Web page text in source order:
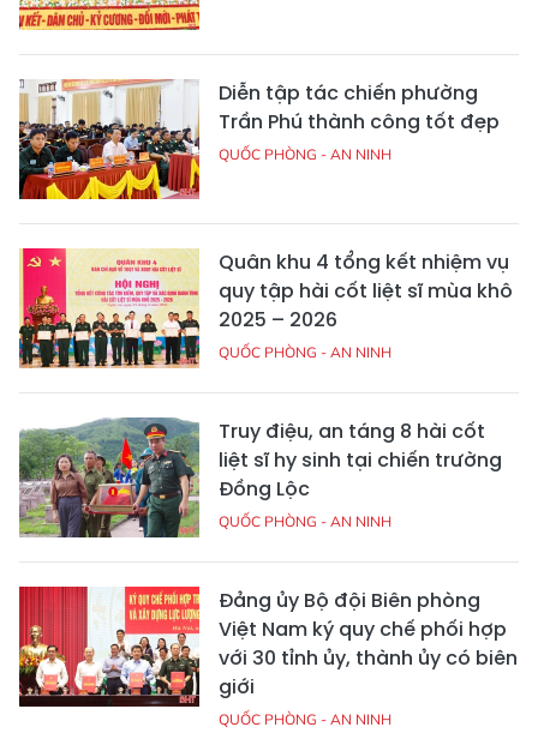
Diễn tập tác chiến phường
Trần Phú thành công tốt đẹp
QUỐC PHÒNG - AN NINH
Quân khu 4 tổng kết nhiệm vụ
quy tập hài cốt liệt sĩ mùa khô
2025 – 2026
QUỐC PHÒNG - AN NINH
Truy điệu, an táng 8 hài cốt
liệt sĩ hy sinh tại chiến trường
Đồng Lộc
QUỐC PHÒNG - AN NINH
Đảng ủy Bộ đội Biên phòng
Việt Nam ký quy chế phối hợp
với 30 tỉnh ủy, thành ủy có biên
giới
QUỐC PHÒNG - AN NINH